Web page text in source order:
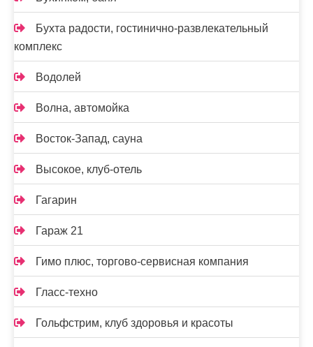
Бухта радости, гостинично-развлекательный
комплекс
Водолей
Волна, автомойка
Восток-Запад, сауна
Высокое, клуб-отель
Гагарин
Гараж 21
Гимо плюс, торгово-сервисная компания
Гласс-техно
Гольфстрим, клуб здоровья и красоты